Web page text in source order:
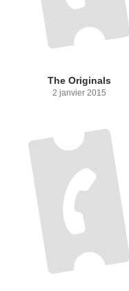
The Originals
2 janvier 2015